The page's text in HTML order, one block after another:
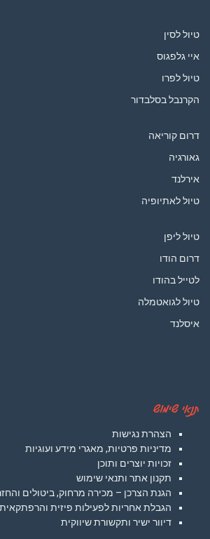
טיול לסין
איי גלפגוס
טיול לפרו
הקרנבל בסלבדור
דרום קוריאה
גאורגיה
אירלנד
טיול לאתיופיה
טיול ליפן
דרום הודו
לטייל בהודו
טיול לגואטמלה
איסלנד
תנאי שימוש
הצהרת נגישות
מדיניות פרטיות, מאגרי מידע ועוגיות
זכויות יוצרים ותוכן
תקנון אתר ותנאי שימוש
הגנת הצרכן – מכירה מרחוק, ביטולים
הגבלת אחריות לפעילות פיזית והרפתקאית
דיוור ישיר ותקשורת שיווקית